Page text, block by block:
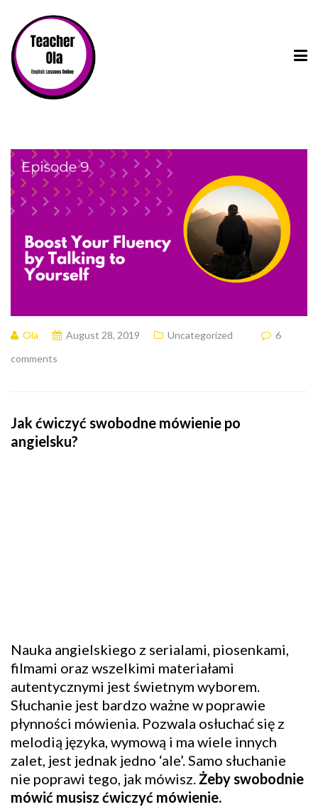
Ola August 28, 2019 Uncategorized
6
comments
Jak ćwiczyć swobodne mówienie po
angielsku?
Nauka angielskiego z serialami, piosenkami,
filmami oraz wszelkimi materiałami
autentycznymi jest świetnym wyborem.
Słuchanie jest bardzo ważne w poprawie
płynności mówienia. Pozwala osłuchać się z
melodią języka, wymową i ma wiele innych
zalet, jest jednak jedno ‘ale’. Samo słuchanie
nie poprawi tego, jak mówisz.Żeby swobodnie
mówić musisz ćwiczyć mówienie.